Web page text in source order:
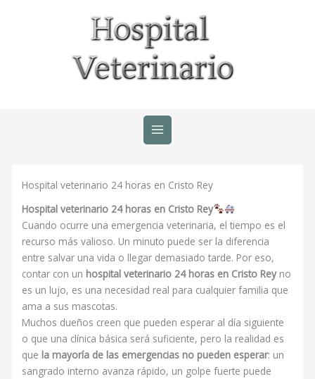
Hospital veterinario 24 horas en Cristo Rey
Hospital veterinario 24 horas en Cristo Rey
Cuando ocurre una emergencia veterinaria, el tiempo es el
recurso más valioso. Un minuto puede ser la diferencia
entre salvar una vida o llegar demasiado tarde. Por eso,
contar con un hospital veterinario 24 horas en Cristo Rey no
es un lujo, es una necesidad real para cualquier familia que
ama a sus mascotas.
Muchos dueños creen que pueden esperar al día siguiente
o que una clínica básica será suficiente, pero la realidad es
que la mayoría de las emergencias no pueden esperar: un
sangrado interno avanza rápido, un golpe fuerte puede